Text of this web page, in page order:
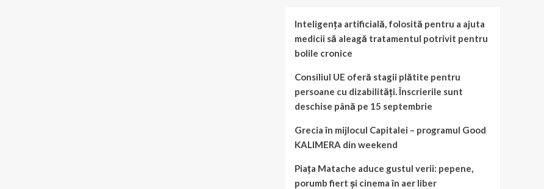
Inteligența artificială, folosită pentru a ajuta
medicii să aleagă tratamentul potrivit pentru
bolile cronice
Consiliul UE oferă stagii plătite pentru
persoane cu dizabilități. Înscrierile sunt
deschise până pe 15 septembrie
Grecia în mijlocul Capitalei – programul Good
KALIMERA din weekend
Piața Matache aduce gustul verii: pepene,
porumb fiert și cinema în aer liber